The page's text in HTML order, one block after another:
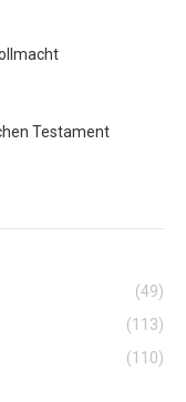
Testament
(49)
(113)
(110)